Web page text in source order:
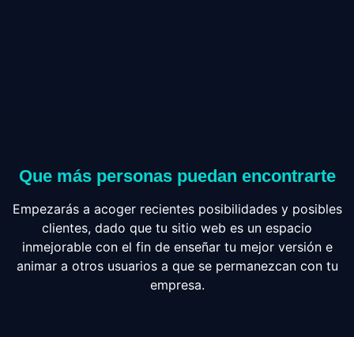
Que más personas puedan encontrarte
Empezarás a acoger recientes posibilidades y posibles
clientes, dado que tu sitio web es un espacio
inmejorable con el fin de enseñar tu mejor versión e
animar a otros usuarios a que se permanezcan con tu
empresa.